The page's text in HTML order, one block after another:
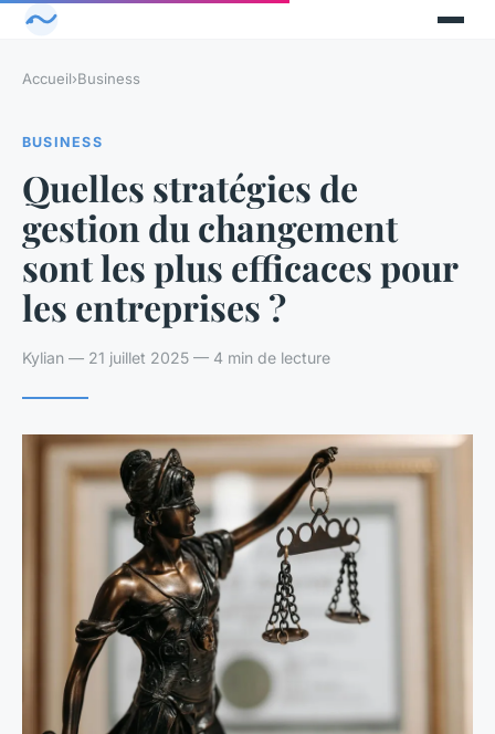
Accueil›Business
BUSINESS
Quelles stratégies de
gestion du changement
sont les plus efficaces pour
les entreprises ?
Kylian — 21 juillet 2025 — 4 min de lecture